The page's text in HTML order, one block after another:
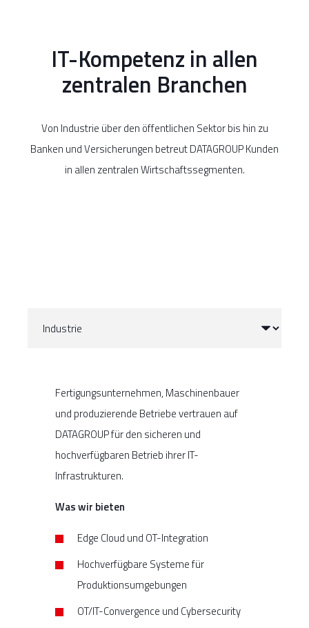
IT-Kompetenz in allen
zentralen Branchen
Von Industrie über den öffentlichen Sektor bis hin zu
Banken und Versicherungen betreut DATAGROUP Kunden
in allen zentralen Wirtschaftssegmenten.
Fertigungsunternehmen, Maschinenbauer
und produzierende Betriebe vertrauen auf
DATAGROUP für den sicheren und
hochverfügbaren Betrieb ihrer IT-
Infrastrukturen.
Was wir bieten
Edge Cloud und OT-Integration
Hochverfügbare Systeme für
Produktionsumgebungen
OT/IT-Convergence und Cybersecurity